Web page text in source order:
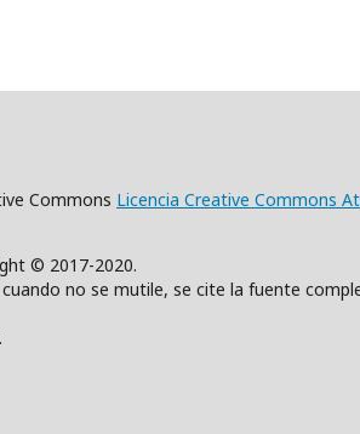
Commons Licencia Creative Commons
© 2017-2020.
no se mutile, se cite la fuente